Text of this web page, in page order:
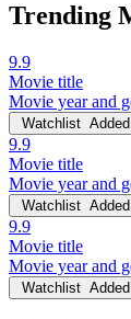
Trending
9.9
Movie title
Movie year and
Watchlist Added
9.9
Movie title
Movie year and
Watchlist Added
9.9
Movie title
Movie year and
Watchlist Added